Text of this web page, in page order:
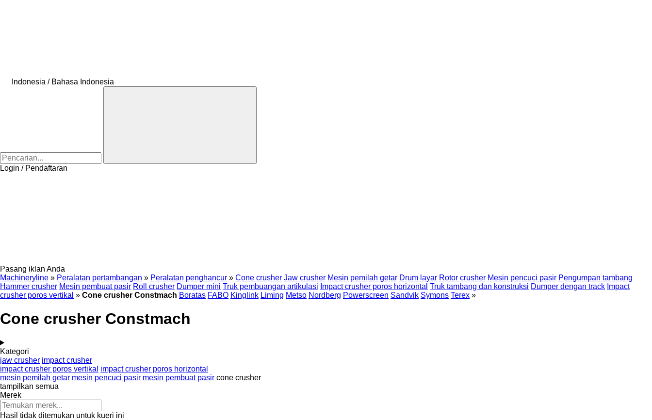
Indonesia / Bahasa Indonesia
Login / Pendaftaran
Pasang iklan Anda
Machineryline » Peralatan pertambangan » Peralatan penghancur » Cone crusher Jaw crusher Mesin pemilah getar Drum layar Rotor crusher Mesin pencuci pasir Pengumpan tambang
Hammer crusher Mesin pembuat pasir Roll crusher Dumper mini Truk pembuangan artikulasi Impact crusher poros horizontal Truk tambang dan konstruksi Dumper dengan track Impact
crusher poros vertikal » Cone crusher Constmach Boratas FABO Kinglink Liming Metso Nordberg Powerscreen Sandvik Symons Terex »
Cone crusher Constmach
Kategori
jaw crusher impact crusher
impact crusher poros vertikal impact crusher poros horizontal
mesin pemilah getar mesin pencuci pasir mesin pembuat pasir cone crusher
tampilkan semua
Merek
Hasil tidak ditemukan untuk kueri ini